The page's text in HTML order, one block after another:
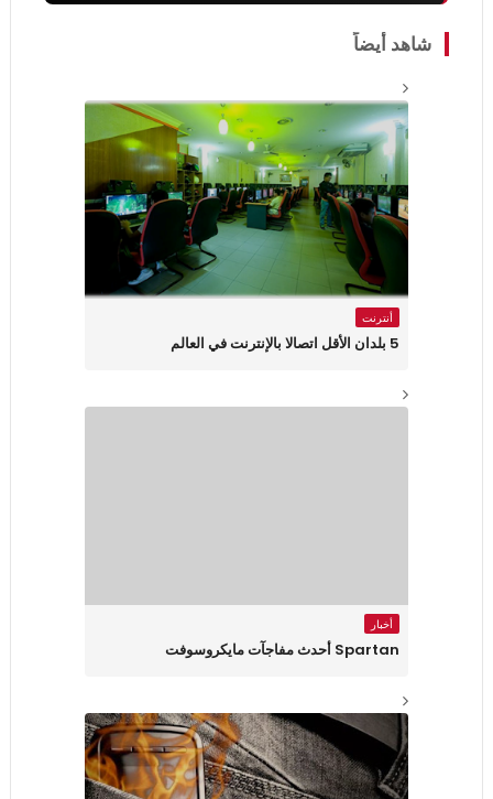
شاهد أيضاً
أنترنت
5 بلدان الأقل اتصالا بالإنترنت في العالم
أخبار
Spartan أحدث مفاجآت مايكروسوفت